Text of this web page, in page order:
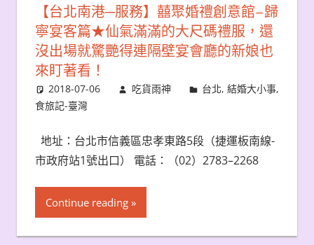
【台北南港─服務】囍聚婚禮創意館–歸
寧宴客篇★仙氣滿滿的大尺碼禮服，還
沒出場就驚艷得連隔壁宴會廳的新娘也
來盯著看！
2018-07-06 吃貨雨神 台北,結婚大小事,
食旅記-臺灣
地址：台北市信義區忠孝東路5段（捷運板南線-
市政府站1號出口） 電話：（02）2783–2268
Continue reading